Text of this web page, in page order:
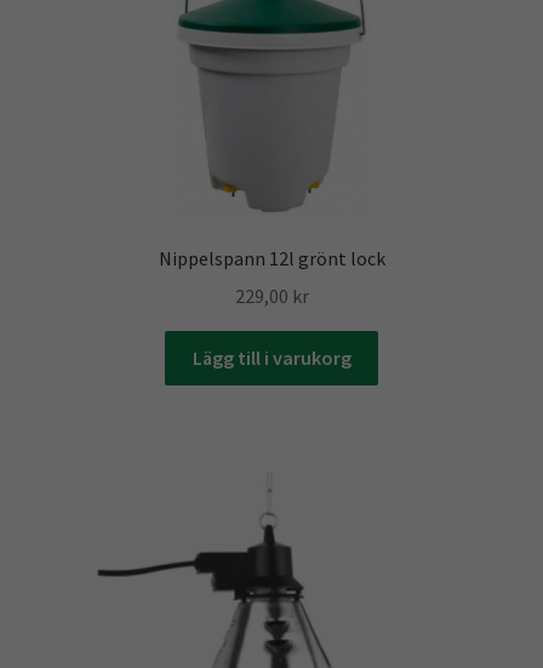
Nippelspann 12l grönt lock
229,00 kr
Lägg till i varukorg